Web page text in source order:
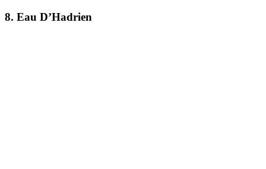
8. Eau D’Hadrien